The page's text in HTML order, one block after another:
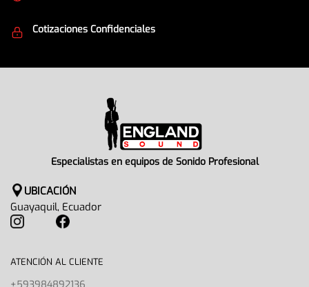
Cotizaciones Confidenciales
Especialistas en equipos de Sonido Profesional
UBICACIÓN
Guayaquil, Ecuador
ATENCIÓN AL CLIENTE